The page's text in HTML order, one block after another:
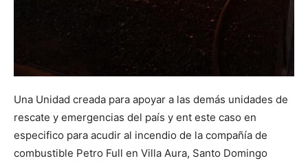
Una Unidad creada para apoyar a las demás unidades de
rescate y emergencias del país y ent este caso en
especifico para acudir al incendio de la compañía de
combustible Petro Full en Villa Aura, Santo Domingo